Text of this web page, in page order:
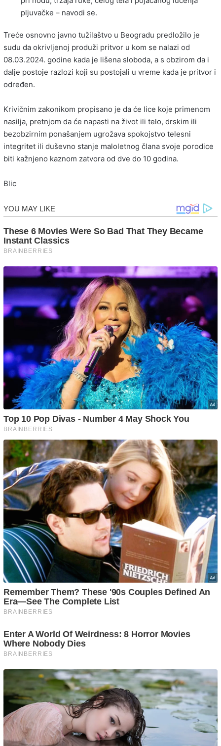
pljuvačke – navodi se.
Treće osnovno javno tužilaštvo u Beogradu predložilo je
sudu da okrivljenoj produži pritvor u kom se nalazi od
08.03.2024. godine kada je lišena sloboda, a s obzirom da i
dalje postoje razlozi koji su postojali u vreme kada je pritvor i
određen.
Krivičnim zakonikom propisano je da će lice koje primenom
nasilja, pretnjom da će napasti na život ili telo, drskim ili
bezobzirnim ponašanjem ugrožava spokojstvo telesni
integritet ili duševno stanje maloletnog člana svoje porodice
biti kažnjeno kaznom zatvora od dve do 10 godina.
Blic